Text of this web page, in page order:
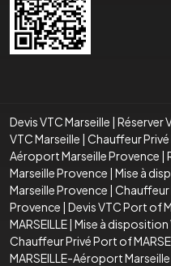
Devis VTC Marseille | Réserver
VTC Marseille | Chauffeur Privé
Aéroport Marseille Provence |
Marseille Provence | Mise à
Marseille Provence | Chauffeur
Provence | Devis VTC Port of
MARSEILLE| Mise à disposition
Chauffeur Privé Port of
MARSEILLE-Aéroport